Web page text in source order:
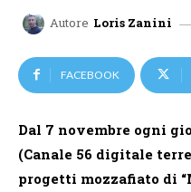
Autore Loris Zanini
FACEBOOK
Dal 7 novembre ogni
(Canale 56 digitale
progetti mozzafiato di